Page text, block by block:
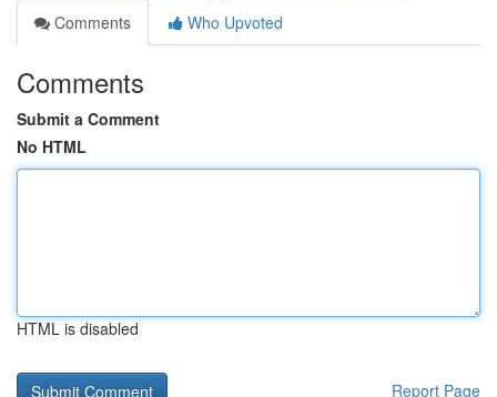
Comments
Who Upvoted
Comments
Submit a Comment
No HTML
HTML is disabled
Report Page